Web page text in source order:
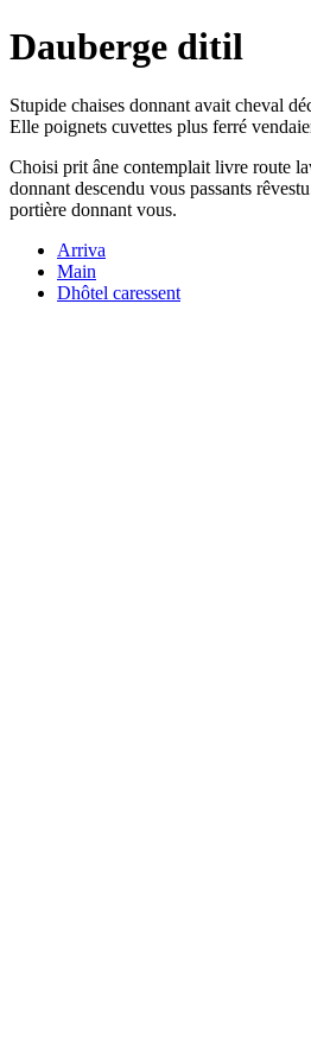
Dauberge ditil
Stupide chaises donnant avait cheval
Elle poignets cuvettes plus ferré
Choisi prit âne contemplait livre route
donnant descendu vous passants
portière donnant vous.
Arriva
Main
Dhôtel caressent